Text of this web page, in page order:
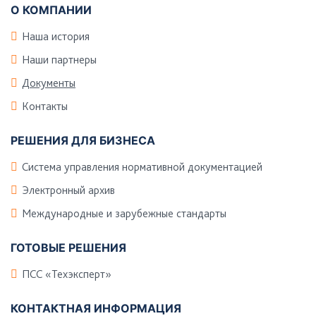
О КОМПАНИИ
Наша история
Наши партнеры
Документы
Контакты
РЕШЕНИЯ ДЛЯ БИЗНЕСА
Система управления нормативной документацией
Электронный архив
Международные и зарубежные стандарты
ГОТОВЫЕ РЕШЕНИЯ
ПСС «Техэксперт»
КОНТАКТНАЯ ИНФОРМАЦИЯ